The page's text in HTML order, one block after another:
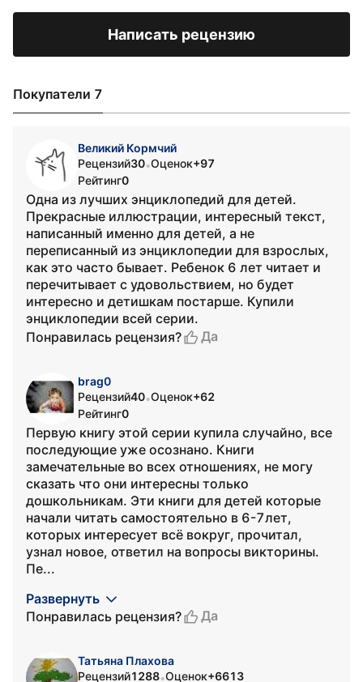
Написать рецензию
Покупатели 7
Великий Кормчий
Рецензий30•Оценок+97
Рейтинг0
Одна из лучших энциклопедий для детей.
Прекрасные иллюстрации, интересный текст,
написанный именно для детей, а не
переписанный из энциклопедии для взрослых,
как это часто бывает. Ребенок 6 лет читает и
перечитывает с удовольствием, но будет
интересно и детишкам постарше. Купили
энциклопедии всей серии.
Понравилась рецензия?
Да
brag0
Рецензий40•Оценок+62
Рейтинг0
Первую книгу этой серии купила случайно, все
последующие уже осознано. Книги
замечательные во всех отношениях, не могу
сказать что они интересны только
дошкольникам. Эти книги для детей которые
начали читать самостоятельно в 6-7лет,
которых интересует всё вокруг, прочитал,
узнал новое, ответил на вопросы викторины.
Пе...
Развернуть
Понравилась рецензия?
Да
Татьяна Плахова
Рецензий1288•Оценок+6613